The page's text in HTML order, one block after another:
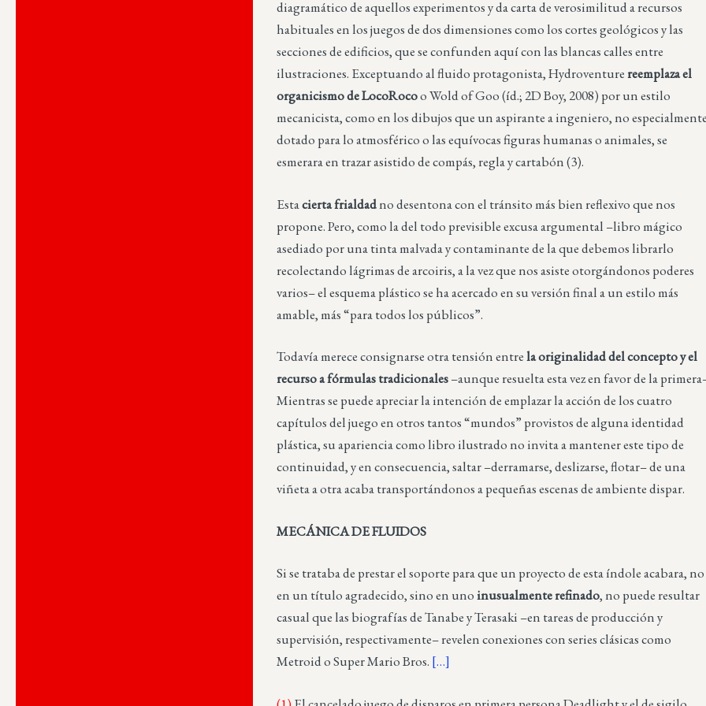
diagramático de aquellos experimentos y da carta de verosimilitud a recursos
habituales en los juegos de dos dimensiones como los cortes geológicos y las
secciones de edificios, que se confunden aquí con las blancas calles entre
ilustraciones. Exceptuando al fluido protagonista, Hydroventurereemplaza el
organicismo de LocoRocoo Wold of Goo (íd.; 2D Boy, 2008) por un estilo
mecanicista, como en los dibujos que un aspirante a ingeniero, no
dotado para lo atmosférico o las equívocas figuras humanas o animales, se
esmerara en trazar asistido de compás, regla y cartabón (3).
Estacierta frialdadno desentona con el tránsito más bien reflexivo que nos
propone. Pero, como la del todo previsible excusa argumental –libro mágico
asediado por una tinta malvada y contaminante de la que debemos librarlo
recolectando lágrimas de arcoiris, a la vez que nos asiste otorgándonos poderes
varios– el esquema plástico se ha acercado en su versión final a un estilo más
amable, más “para todos los públicos”.
Todavía merece consignarse otra tensión entrela originalidad del concepto y el
recurso a fórmulas tradicionales–aunque resuelta esta vez en favor de la
Mientras se puede apreciar la intención de emplazar la acción de los cuatro
capítulos del juego en otros tantos “mundos” provistos de alguna identidad
plástica, su apariencia como libro ilustrado no invita a mantener este tipo de
continuidad, y en consecuencia, saltar –derramarse, deslizarse, flotar– de una
viñeta a otra acaba transportándonos a pequeñas escenas de ambiente dispar.
MECÁNICA DE FLUIDOS
Si se trataba de prestar el soporte para que un proyecto de esta índole acabara, no
en un título agradecido, sino en unoinusualmente refinado, no puede resultar
casual que las biografías de Tanabe y Terasaki –en tareas de producción y
supervisión, respectivamente– revelen conexiones con series clásicas como
Metroid o Super Mario Bros. […]